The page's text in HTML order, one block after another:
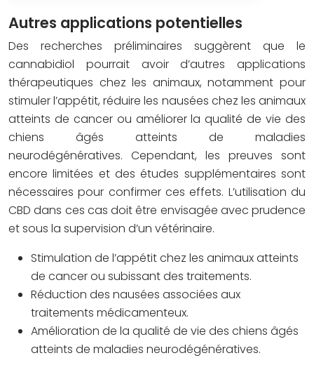
Autres applications potentielles
Des recherches préliminaires suggèrent que le
cannabidiol pourrait avoir d’autres applications
thérapeutiques chez les animaux, notamment pour
stimuler l’appétit, réduire les nausées chez les animaux
atteints de cancer ou améliorer la qualité de vie des
chiens âgés atteints de maladies
neurodégénératives. Cependant, les preuves sont
encore limitées et des études supplémentaires sont
nécessaires pour confirmer ces effets. L’utilisation du
CBD dans ces cas doit être envisagée avec prudence
et sous la supervision d’un vétérinaire.
Stimulation de l’appétit chez les animaux atteints
de cancer ou subissant des traitements.
Réduction des nausées associées aux
traitements médicamenteux.
Amélioration de la qualité de vie des chiens âgés
atteints de maladies neurodégénératives.